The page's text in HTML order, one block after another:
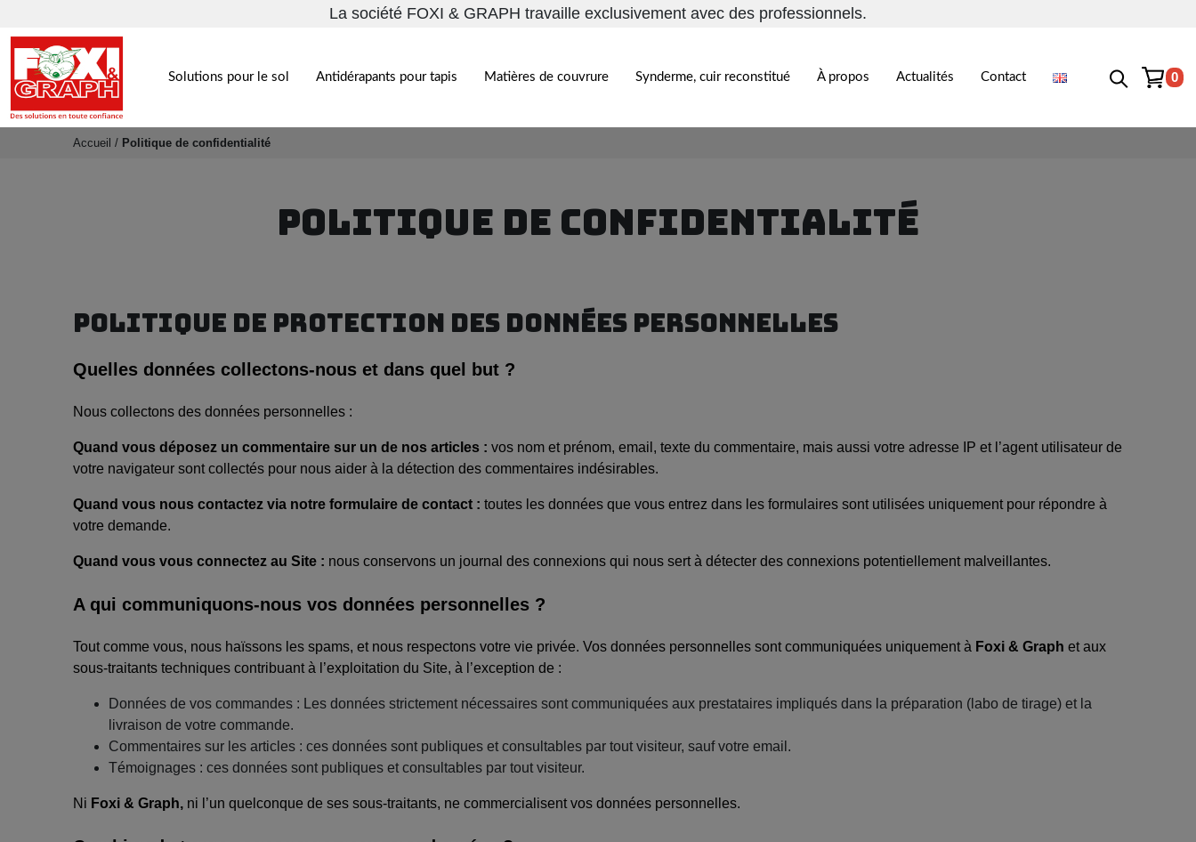
La société FOXI & GRAPH travaille exclusivement avec des professionnels.
Solutions pour le sol Antidérapants pour tapis Matières de couvrure Synderme, cuir reconstitué À propos Actualités Contact 0
Accueil / Politique de confidentialité
POLITIQUE DE CONFIDENTIALITÉ
POLITIQUE DE PROTECTION DES DONNÉES PERSONNELLES
Quelles données collectons-nous et dans quel but ?
Nous collectons des données personnelles :
Quand vous déposez un commentaire sur un de nos articles : vos nom et prénom, email, texte du commentaire, mais aussi votre adresse IP et l’agent utilisateur de
votre navigateur sont collectés pour nous aider à la détection des commentaires indésirables.
Quand vous nous contactez via notre formulaire de contact : toutes les données que vous entrez dans les formulaires sont utilisées uniquement pour répondre à
votre demande.
Quand vous vous connectez au Site : nous conservons un journal des connexions qui nous sert à détecter des connexions potentiellement malveillantes.
A qui communiquons-nous vos données personnelles ?
Tout comme vous, nous haïssons les spams, et nous respectons votre vie privée. Vos données personnelles sont communiquées uniquement à Foxi & Graph et aux
sous-traitants techniques contribuant à l’exploitation du Site, à l’exception de :
Données de vos commandes : Les données strictement nécessaires sont communiquées aux prestataires impliqués dans la préparation (labo de tirage) et la
livraison de votre commande.
Commentaires sur les articles : ces données sont publiques et consultables par tout visiteur, sauf votre email.
Témoignages : ces données sont publiques et consultables par tout visiteur.
Ni Foxi & Graph, ni l’un quelconque de ses sous-traitants, ne commercialisent vos données personnelles.